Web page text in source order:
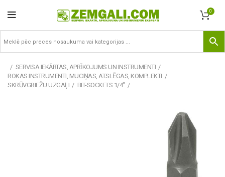
0
SERVISA IEKĀRTAS, APRĪKOJUMS UN INSTRUMENTI
ROKAS INSTRUMENTI, MUCIŅAS, ATSLĒGAS, KOMPLEKTI
SKRŪVGRIEŽU UZGAĻI
BIT-SOCKETS 1/4"